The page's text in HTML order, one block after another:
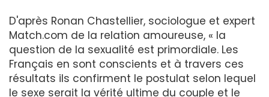
D'après Ronan Chastellier, sociologue et expert
Match.com de la relation amoureuse, « la
question de la sexualité est primordiale. Les
Français en sont conscients et à travers ces
résultats ils confirment le postulat selon lequel
le sexe serait la vérité ultime du couple et le